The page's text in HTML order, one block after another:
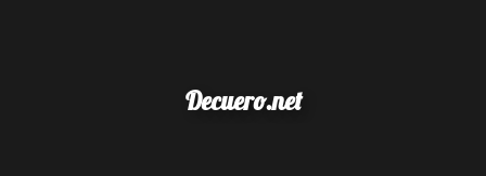
Decuero.net